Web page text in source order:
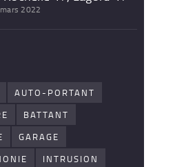
2022
AUTO-PORTANT
BATTANT
GARAGE
INTRUSION